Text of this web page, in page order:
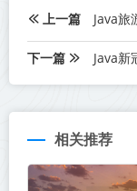
上一篇 Java旅
下一篇 Java新
相关推荐